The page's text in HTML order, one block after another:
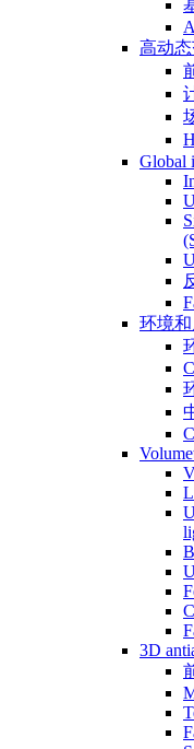
高动
Global
环境
3D